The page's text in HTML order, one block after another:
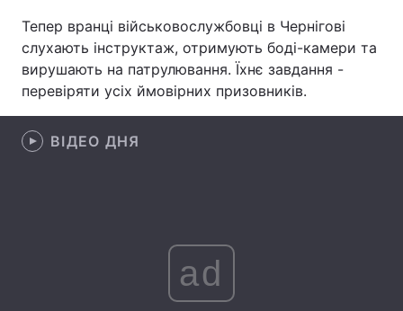
Здоров'я Туризм
Цікавинки Погода
Екологія
Думки
Вакансії
Тепер вранці військовослужбовці в Чернігові
слухають інструктаж, отримують боді-камери та
вирушають на патрулювання. Їхнє завдання -
перевіряти усіх ймовірних призовників.
ВІДЕО ДНЯ
ad